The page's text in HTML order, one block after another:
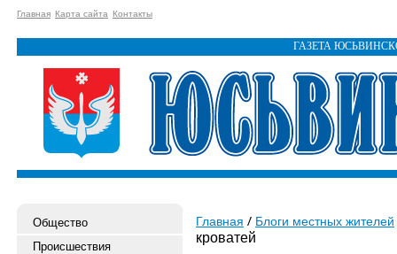
Главная Карта сайта Контакты
ГАЗЕТА
Общество
Происшествия
Главная Блоги местных жителей
кроватей